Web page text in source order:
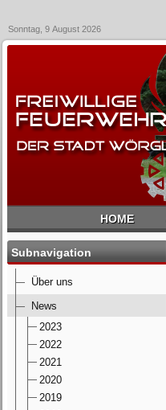
Sonntag, 9 August 2026
HOME
Subnavigation
Über uns
News
2023
2022
2021
2020
2019